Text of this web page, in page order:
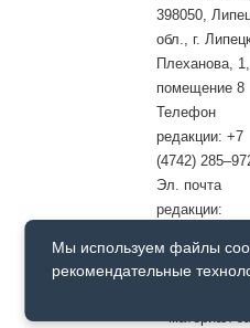
Мы используем файлы
рекомендательные
398050,
обл., г.
Плеханова, 1,
помещение 8
Телефон
редакции: +7
(4742)
Эл. почта
редакции:
Первый номер © /